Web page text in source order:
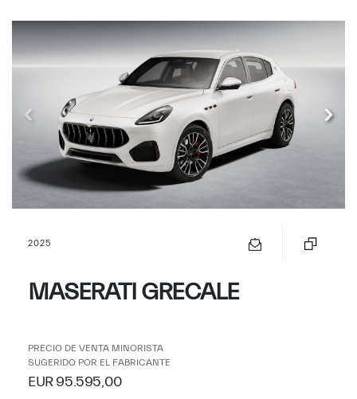
MASERATI GRECALE
2025
PRECIO DE VENTA MINORISTA
SUGERIDO POR EL FABRICANTE
EUR 95.595,00